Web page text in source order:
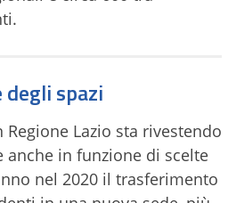
degli spazi
Lazio sta rivestendo
in funzione di scelte
nel 2020 il trasferimento